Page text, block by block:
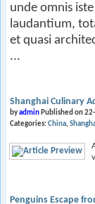
unde omnis
laudantium,
et quasi
...
Shanghai Culinary
byadmin Published on
Categories:China
Penguins Escape